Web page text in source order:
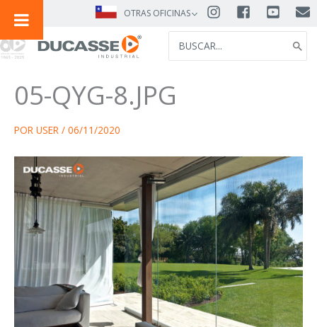
CONTENIDO
OTRAS OFICINAS
FOR:
05-QYG-8.JPG
POR USER / 06/11/2020